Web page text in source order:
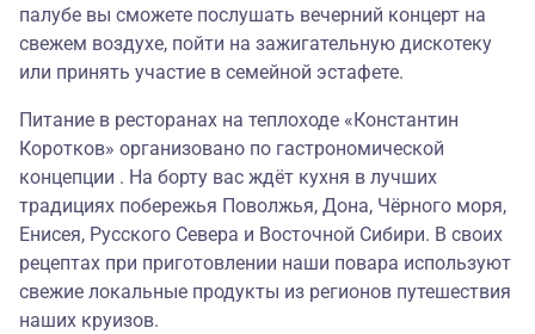
палубе вы сможете послушать вечерний концерт на
свежем воздухе, пойти на зажигательную дискотеку
или принять участие в семейной эстафете.
Питание в ресторанах на теплоходе «Константин
Коротков» организовано по гастрономической
концепции . На борту вас ждёт кухня в лучших
традициях побережья Поволжья, Дона, Чёрного моря,
Енисея, Русского Севера и Восточной Сибири. В своих
рецептах при приготовлении наши повара используют
свежие локальные продукты из регионов путешествия
наших круизов.